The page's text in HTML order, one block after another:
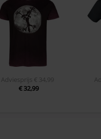
Adviesprijs
€ 34,99
€ 32,99